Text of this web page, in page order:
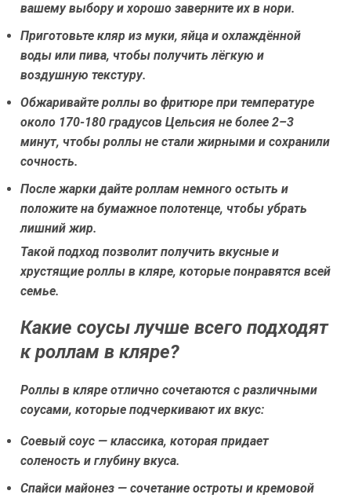
вашему выбору и хорошо заверните их в нори.
Приготовьте кляр из муки, яйца и охлаждённой
воды или пива, чтобы получить лёгкую и
воздушную текстуру.
Обжаривайте роллы во фритюре при температуре
около 170-180 градусов Цельсия не более 2–3
минут, чтобы роллы не стали жирными и сохранили
сочность.
После жарки дайте роллам немного остыть и
положите на бумажное полотенце, чтобы убрать
лишний жир.
Такой подход позволит получить вкусные и
хрустящие роллы в кляре, которые понравятся всей
семье.
Какие соусы лучше всего подходят
к роллам в кляре?
Роллы в кляре отлично сочетаются с различными
соусами, которые подчеркивают их вкус:
Соевый соус — классика, которая придает
соленость и глубину вкуса.
Спайси майонез — сочетание остроты и кремовой